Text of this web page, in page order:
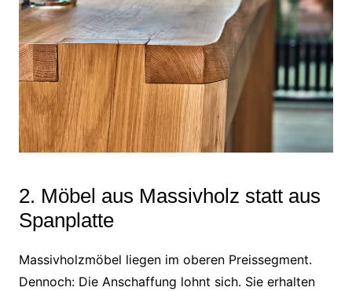
2. Möbel aus Massivholz statt aus
Spanplatte
Massivholzmöbel liegen im oberen Preissegment.
Dennoch: Die Anschaffung lohnt sich. Sie erhalten